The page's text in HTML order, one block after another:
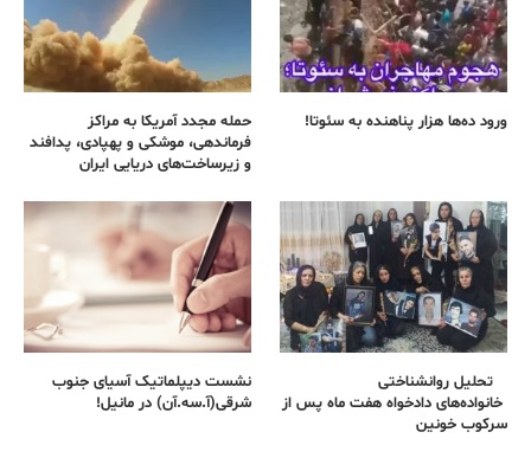
ورود ده‌ها هزار پناهنده به سئوتا!
حمله مجدد آمریکا به مراکز
فرماندهی، موشکی و پهپادی، پدافند
و زیرساخت‌های دریایی ایران
تحلیل روانشناختی
خانواده‌های دادخواه هفت ماه پس از
سرکوب خونین
نشست دیپلماتیک آسیای جنوب
شرقی‌(آ.سه.آن) در مانیل!